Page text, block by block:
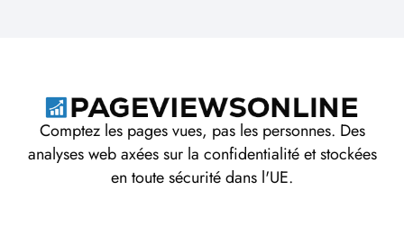
Comptez les pages vues, pas les personnes. Des
analyses web axées sur la confidentialité et stockées
en toute sécurité dans l'UE.